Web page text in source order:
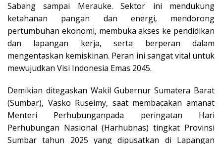
Sabang sampai Merauke. Sektor ini mendukung
ketahanan pangan dan energi, mendorong
pertumbuhan ekonomi, membuka akses ke pendidikan
dan lapangan kerja, serta berperan dalam
mengentaskan kemiskinan. Peran ini sangat vital untuk
mewujudkan Visi Indonesia Emas 2045.
Demikian ditegaskan Wakil Gubernur Sumatera Barat
(Sumbar), Vasko Ruseimy, saat membacakan amanat
Menteri Perhubunganpada peringatan Hari
Perhubungan Nasional (Harhubnas) tingkat Provinsi
Sumbar tahun 2025 yang dipusatkan di Lapangan